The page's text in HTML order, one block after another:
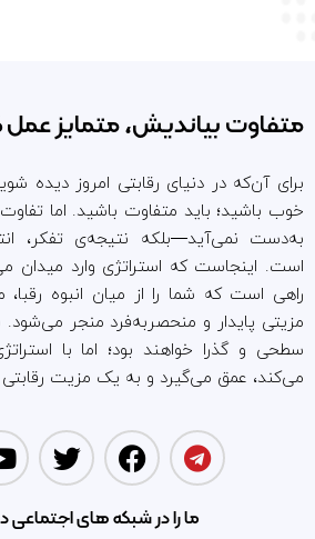
متفاوت بیاندیش، متمایز
برای آن‌که در دنیای رقابتی امروز دیده
خوب باشید؛ باید متفاوت باشید. اما
به‌دست نمی‌آید—بلکه نتیجه‌ی تفکر،
است. اینجاست که استراتژی وارد میدان
راهی است که شما را از میان انبوه
مزیتی پایدار و منحصر‌به‌فرد منجر می‌شود.
سطحی و گذرا خواهند بود؛ اما با
می‌کند، عمق می‌گیرد و به یک مزیت رقابتی
ما را در شبکه های اجتماعی